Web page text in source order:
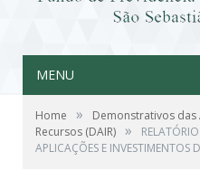
MENU
Home »
Demonstrativos
Recursos (DAIR) »
APLICAÇÕES E INVESTIMENTOS